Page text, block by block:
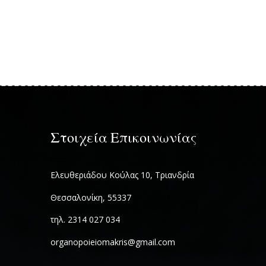
Στοιχεία Επικοινωνίας
Ελευθεριάδου Κούλας 10, Τριανδρία
Θεσσαλονίκη, 55337
τηλ. 2314 027 034
organopoieiomakris@gmail.com